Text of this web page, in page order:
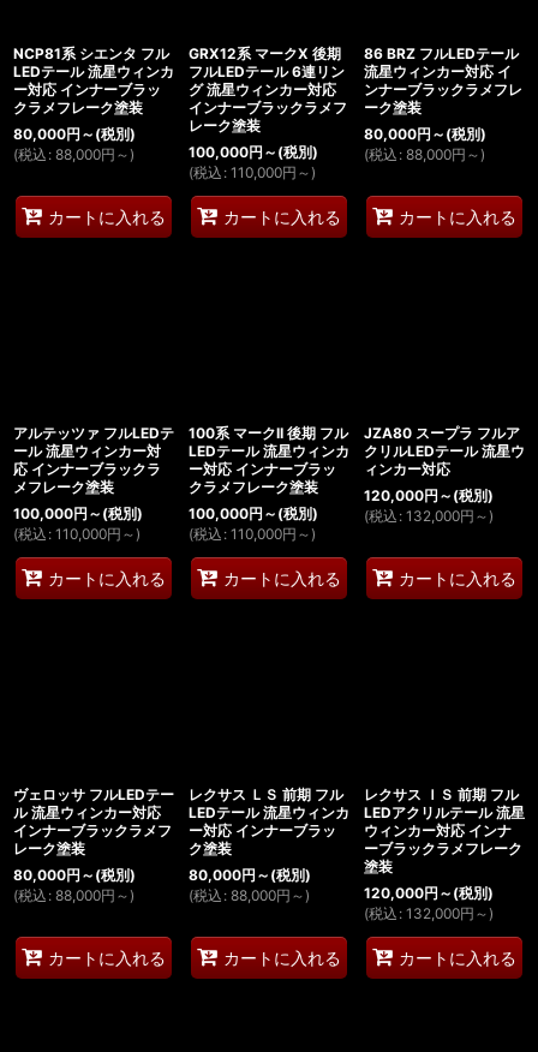
NCP81系 シエンタ フル
LEDテール 流星ウィンカ
ー対応 インナーブラッ
クラメフレーク塗装
80,000円 ～ (税別)
(税込 : 88,000円 ～)
カートに入れる
GRX12系 マークX 後期
フルLEDテール 6連リン
グ 流星ウィンカー対応
インナーブラックラメフ
レーク塗装
100,000円 ～ (税別)
(税込 : 110,000円 ～)
カートに入れる
86 BRZ フルLEDテール
流星ウィンカー対応 イ
ンナーブラックラメフレ
ーク塗装
80,000円 ～ (税別)
(税込 : 88,000円 ～)
カートに入れる
アルテッツァ フルLEDテ
ール 流星ウィンカー対
応 インナーブラックラ
メフレーク塗装
100,000円 ～ (税別)
(税込 : 110,000円 ～)
カートに入れる
100系 マークII 後期 フル
LEDテール 流星ウィンカ
ー対応 インナーブラッ
クラメフレーク塗装
100,000円 ～ (税別)
(税込 : 110,000円 ～)
カートに入れる
JZA80 スープラ フルア
クリルLEDテール 流星ウ
ィンカー対応
120,000円 ～ (税別)
(税込 : 132,000円 ～)
カートに入れる
ヴェロッサ フルLEDテー
ル 流星ウィンカー対応
インナーブラックラメフ
レーク塗装
80,000円 ～ (税別)
(税込 : 88,000円 ～)
カートに入れる
レクサス ＬＳ 前期 フル
LEDテール 流星ウィンカ
ー対応 インナーブラッ
ク塗装
80,000円 ～ (税別)
(税込 : 88,000円 ～)
カートに入れる
レクサス ＩＳ 前期 フル
LEDアクリルテール 流星
ウィンカー対応 インナ
ーブラックラメフレーク
塗装
120,000円 ～ (税別)
(税込 : 132,000円 ～)
カートに入れる